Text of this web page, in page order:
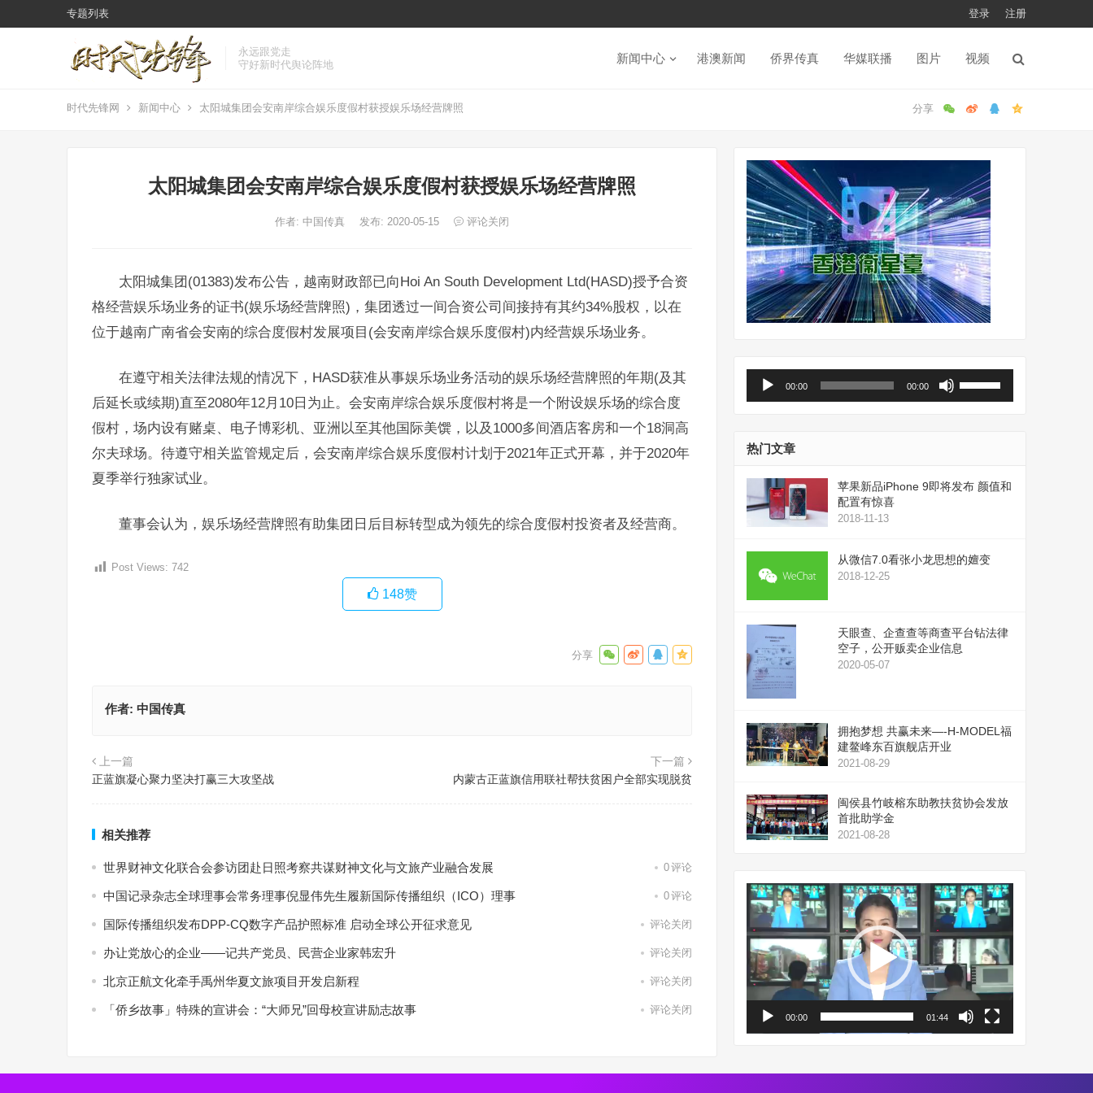
专题列表 登录 注册
永远跟党走
守好新时代舆论阵地
新闻中心 港澳新闻 侨界传真 华媒联播 图片 视频
时代先锋网 新闻中心 太阳城集团会安南岸综合娱乐度假村获授娱乐场经营牌照
太阳城集团会安南岸综合娱乐度假村获授娱乐场经营牌照
作者: 中国传真 发布: 2020-05-15 评论关闭
太阳城集团(01383)发布公告，越南财政部已向Hoi An South Development Ltd(HASD)授予合资
格经营娱乐场业务的证书(娱乐场经营牌照)，集团透过一间合资公司间接持有其约34%股权，以在
位于越南广南省会安南的综合度假村发展项目(会安南岸综合娱乐度假村)内经营娱乐场业务。
在遵守相关法律法规的情况下，HASD获准从事娱乐场业务活动的娱乐场经营牌照的年期(及其
后延长或续期)直至2080年12月10日为止。会安南岸综合娱乐度假村将是一个附设娱乐场的综合度
假村，场内设有赌桌、电子博彩机、亚洲以至其他国际美馔，以及1000多间酒店客房和一个18洞高
尔夫球场。待遵守相关监管规定后，会安南岸综合娱乐度假村计划于2021年正式开幕，并于2020年
夏季举行独家试业。
董事会认为，娱乐场经营牌照有助集团日后目标转型成为领先的综合度假村投资者及经营商。
Post Views: 742
148赞
作者: 中国传真
上一篇
正蓝旗凝心聚力坚决打赢三大攻坚战
下一篇
内蒙古正蓝旗信用联社帮扶贫困户全部实现脱贫
相关推荐
世界财神文化联合会参访团赴日照考察共谋财神文化与文旅产业融合发展 0评论
中国记录杂志全球理事会常务理事倪显伟先生履新国际传播组织（ICO）理事 0评论
国际传播组织发布DPP-CQ数字产品护照标准 启动全球公开征求意见 评论关闭
办让党放心的企业——记共产党员、民营企业家韩宏升 评论关闭
北京正航文化牵手禹州华夏文旅项目开发启新程 评论关闭
「侨乡故事」特殊的宣讲会：“大师兄”回母校宣讲励志故事 评论关闭
器
00:00 00:00
头
键
或
量。
热门文章
苹果新品iPhone 9即将发布 颜值和
配置有惊喜
2018-11-13
从微信7.0看张小龙思想的嬗变
2018-12-25
天眼查、企查查等商查平台钻法律
空子，公开贩卖企业信息
2020-05-07
拥抱梦想 共赢未来—-H-MODEL福
建鳌峰东百旗舰店开业
2021-08-29
闽侯县竹岐榕东助教扶贫协会发放
首批助学金
2021-08-28
视
频
播
放
器
00:00 01:44